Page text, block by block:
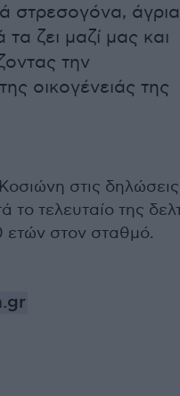
στρεσογόνα, άγρια
ζει μαζί μας και
την
οικογένειάς της
στις δηλώσεις
τελευταίο της
ετών στον σταθμό.